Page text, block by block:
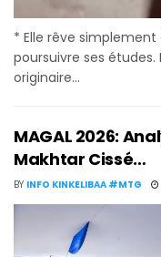
* Elle rêve
poursuivre ses études.
originaire...
MAGAL 2026:
Makhtar Cissé…
BY INFO KINKELIBAA #MTG